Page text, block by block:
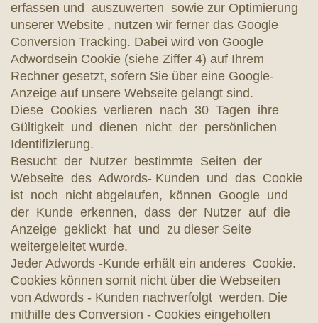
erfassen und auszuwerten sowie zur Optimierung
unserer Website , nutzen wir ferner das Google
Conversion Tracking. Dabei wird von Google
Adwordsein Cookie (siehe Ziffer 4) auf Ihrem
Rechner gesetzt, sofern Sie über eine Google-
Anzeige auf unsere Webseite gelangt sind.
Diese Cookies verlieren nach 30 Tagen ihre
Gültigkeit und dienen nicht der persönlichen
Identifizierung.
Besucht der Nutzer bestimmte Seiten der
Webseite des Adwords- Kunden und das Cookie
ist noch nicht abgelaufen, können Google und
der Kunde erkennen, dass der Nutzer auf die
Anzeige geklickt hat und zu dieser Seite
weitergeleitet wurde.
Jeder Adwords -Kunde erhält ein anderes Cookie.
Cookies können somit nicht über die Webseiten
von Adwords - Kunden nachverfolgt werden. Die
mithilfe des Conversion - Cookies eingeholten